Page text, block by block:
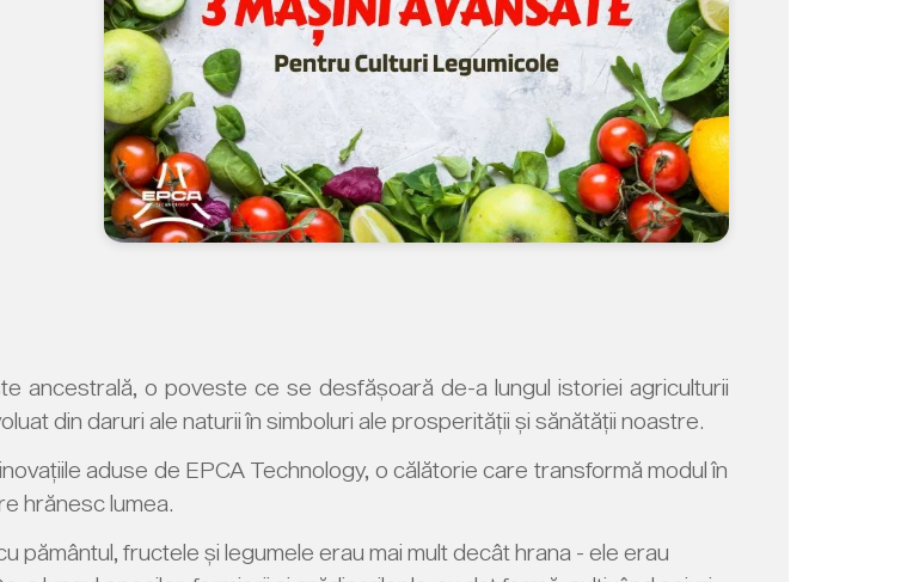
ancestrală, o poveste ce se desfășoară de-a lungul istoriei agriculturii
din daruri ale naturii în simboluri ale prosperității și sănătății noastre.
aduse de EPCA Technology, o călătorie care transformă modul în
hrănesc lumea.
pământul, fructele și legumele erau mai mult decât hrana - ele erau